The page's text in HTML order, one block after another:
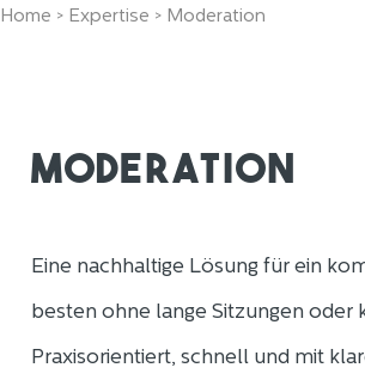
Home > Expertise > Moderation
Moderation
Eine nachhaltige Lösung für ein
besten ohne lange Sitzungen oder
Praxisorientiert, schnell und mit